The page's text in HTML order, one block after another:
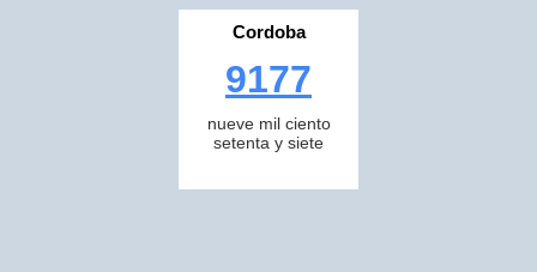
Cordoba
9177
nueve mil ciento
setenta y siete